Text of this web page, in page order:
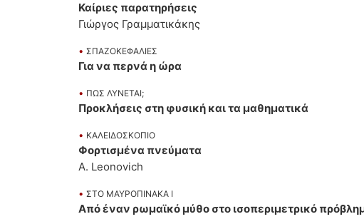
Καίριες παρατηρήσεις
Γιώργος Γραμματικάκης
• ΣΠΑΖΟΚΕΦΑΛΙΕΣ
Για να περνά η ώρα
• ΠΩΣ ΛΥΝΕΤΑΙ;
Προκλήσεις στη φυσική και τα μαθηματικά
• ΚΑΛΕΙΔΟΣΚΟΠΙΟ
Φορτισμένα πνεύματα
A. Leonovich
• ΣΤΟ ΜΑΥΡΟΠΙΝΑΚΑ Ι
Από έναν ρωμαϊκό μύθο στο ισοπεριμετρικό